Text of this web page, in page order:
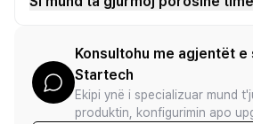
Konsultohu me agjentët e
Startech
Ekipi ynë i specializuar mund
produktin, konfigurimin apo